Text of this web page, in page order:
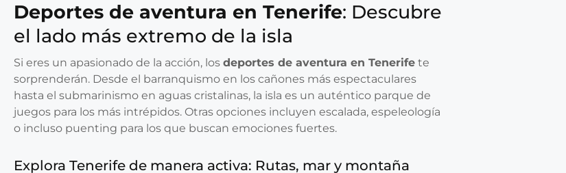
Deportes de aventura en Tenerife: Descubre
el lado más extremo de la isla
Si eres un apasionado de la acción, los deportes de aventura en Tenerife te
sorprenderán. Desde el barranquismo en los cañones más espectaculares
hasta el submarinismo en aguas cristalinas, la isla es un auténtico parque de
juegos para los más intrépidos. Otras opciones incluyen escalada, espeleología
o incluso puenting para los que buscan emociones fuertes.
Explora Tenerife de manera activa: Rutas, mar y montaña